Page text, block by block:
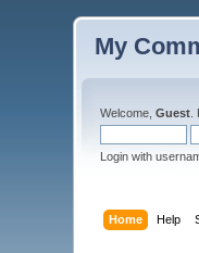
My
Welcome,Guest
Login with
Home Help